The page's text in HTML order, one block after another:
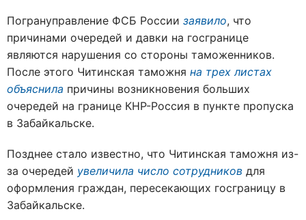
Погрануправление ФСБ России заявило, что
причинами очередей и давки на госгранице
являются нарушения со стороны таможенников.
После этого Читинская таможня на трех листах
объяснила причины возникновения больших
очередей на границе КНР-Россия в пункте пропуска
в Забайкальске.
Позднее стало известно, что Читинская таможня из-
за очередей увеличила число сотрудников для
оформления граждан, пересекающих госграницу в
Забайкальске.